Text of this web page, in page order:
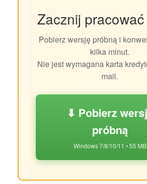
Zacznij
Pobierz wersję próbną i
kilka minut.
Nie jest wymagana karta
mail.
⬇ Pobierz
próbną
Windows 7/8/10/11 • 55 MB